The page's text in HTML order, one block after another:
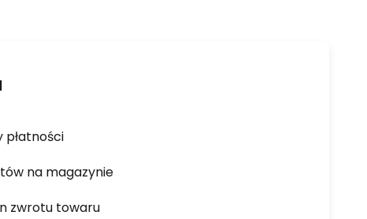
na magazynie
zwrotu towaru